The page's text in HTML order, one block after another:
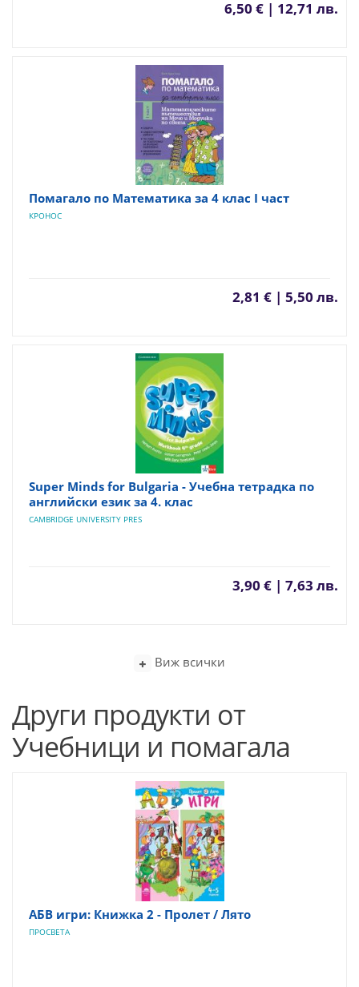
6,50 € | 12,71 лв.
Помагало по Математика за 4 клас I част
КРОНОС
2,81 € | 5,50 лв.
Super Minds for Bulgaria - Учебна тетрадка по
английски език за 4. клас
CAMBRIDGE UNIVERSITY PRES
3,90 € | 7,63 лв.
Виж всички
Други продукти от
Учебници и помагала
АБВ игри: Книжка 2 - Пролет / Лято
ПРОСВЕТА